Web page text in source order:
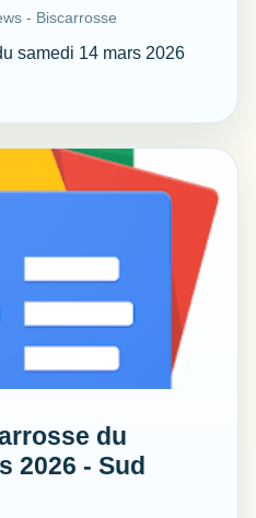
- Biscarrosse
samedi 14 mars 2026
du
2026 - Sud